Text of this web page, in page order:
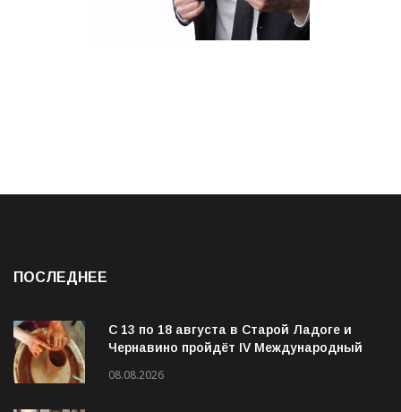
ПОСЛЕДНЕЕ
С 13 по 18 августа в Старой Ладоге и
Чернавино пройдёт IV Международный
08.08.2026